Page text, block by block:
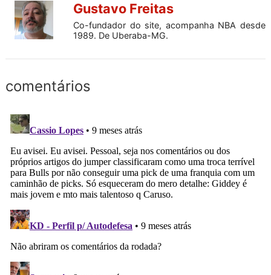
Gustavo Freitas
Co-fundador do site, acompanha NBA desde
1989. De Uberaba-MG.
comentários